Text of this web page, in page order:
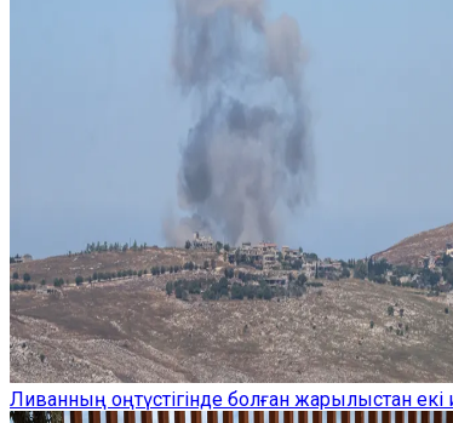
Ливанның оңтүстігінде болған жарылыстан екі